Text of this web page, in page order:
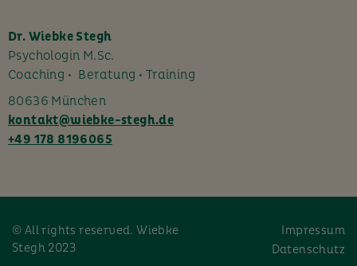
e
e
r
.
Dr. Wiebke Stegh
Psychologin M.Sc.
Coaching • Beratung • Training
80636 München
kontakt@wiebke-stegh.de
+49 178 8196065
Impressum
Datenschutz
© All rights reserved. Wiebke
Stegh 2023